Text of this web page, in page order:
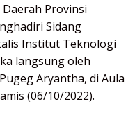
Provinsi
Sidang
Institut Teknologi
langsung oleh
Aryantha, di Aula
(06/10/2022).